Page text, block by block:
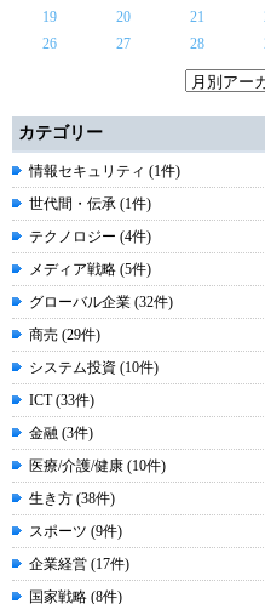
19
20 21
26
27 28
カテゴリー
情報セキュリティ (1件)
世代間・伝承 (1件)
テクノロジー (4件)
メディア戦略 (5件)
グローバル企業 (32件)
商売 (29件)
システム投資 (10件)
ICT (33件)
金融 (3件)
医療/介護/健康 (10件)
生き方 (38件)
スポーツ (9件)
企業経営 (17件)
国家戦略 (8件)